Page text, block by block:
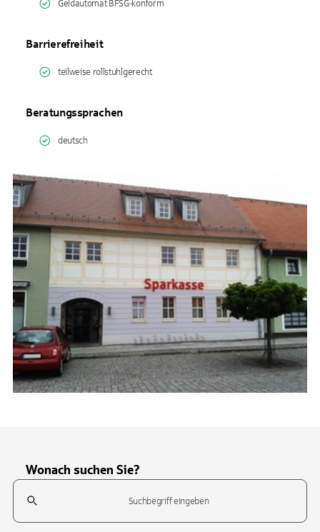
Geldautomat BFSG-konform
Barrierefreiheit
teilweise rollstuhlgerecht
Beratungssprachen
deutsch
Wonach suchen Sie?
Suchfeld